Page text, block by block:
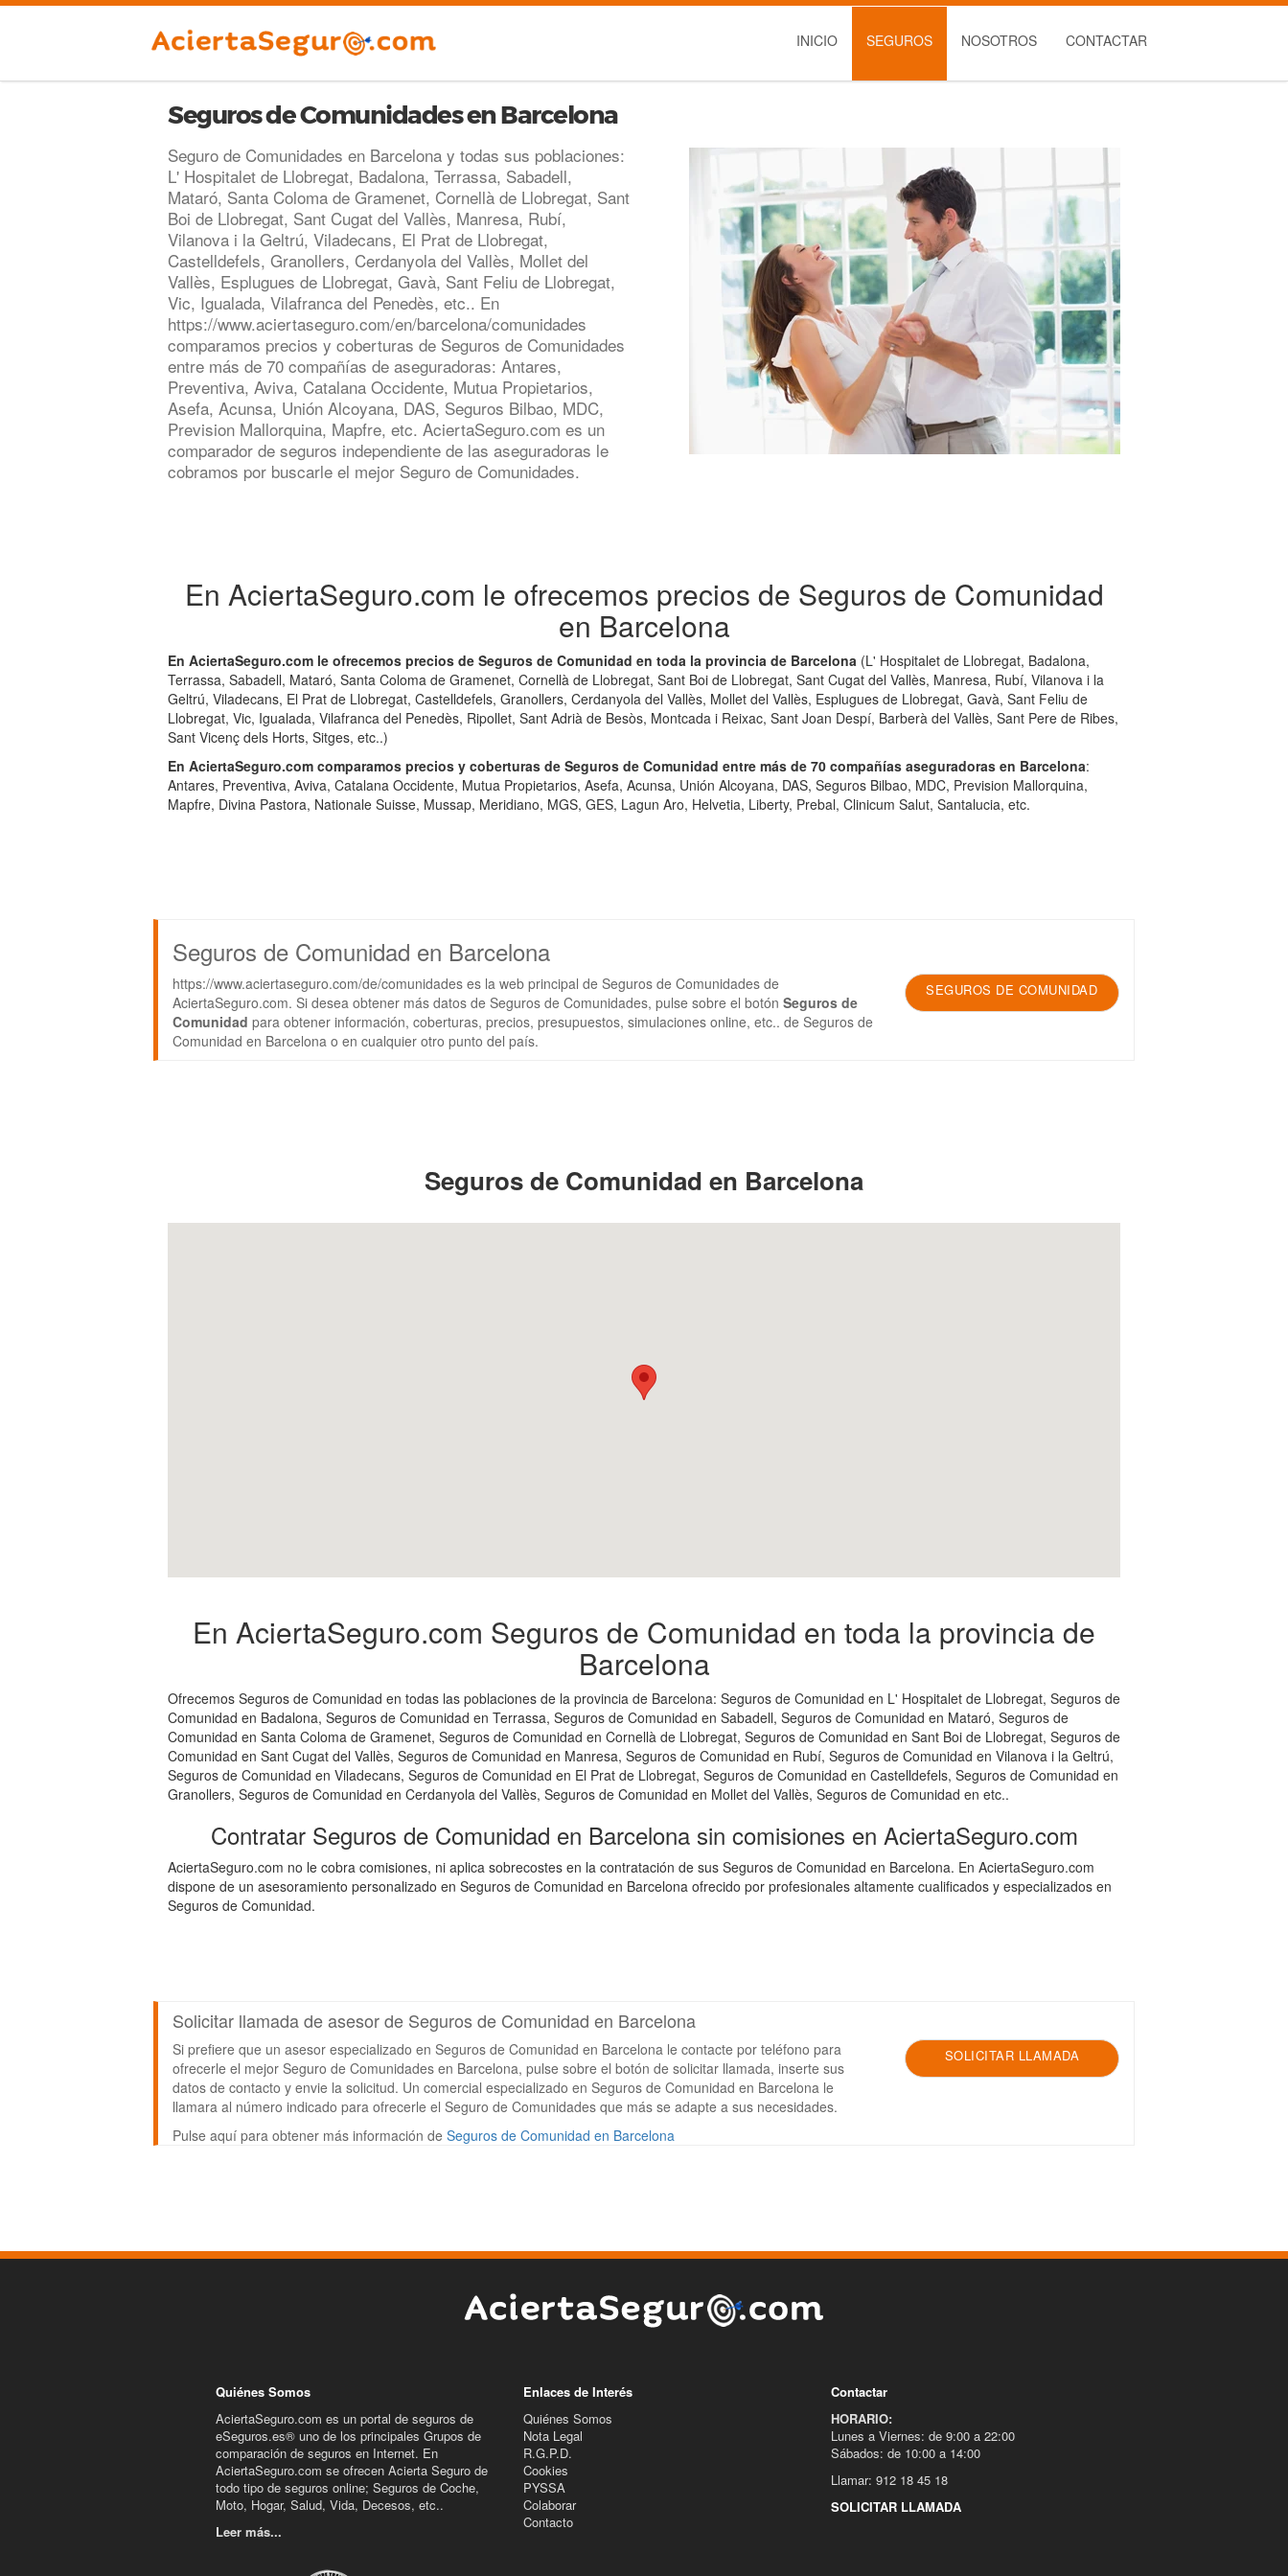
INICIO SEGUROS NOSOTROS CONTACTAR
Seguros de Comunidades en Barcelona
Seguro de Comunidades en Barcelona y todas sus poblaciones:
L' Hospitalet de Llobregat, Badalona, Terrassa, Sabadell,
Mataró, Santa Coloma de Gramenet, Cornellà de Llobregat, Sant
Boi de Llobregat, Sant Cugat del Vallès, Manresa, Rubí,
Vilanova i la Geltrú, Viladecans, El Prat de Llobregat,
Castelldefels, Granollers, Cerdanyola del Vallès, Mollet del
Vallès, Esplugues de Llobregat, Gavà, Sant Feliu de Llobregat,
Vic, Igualada, Vilafranca del Penedès, etc.. En
https://www.aciertaseguro.com/en/barcelona/comunidades
comparamos precios y coberturas de Seguros de Comunidades
entre más de 70 compañías de aseguradoras: Antares,
Preventiva, Aviva, Catalana Occidente, Mutua Propietarios,
Asefa, Acunsa, Unión Alcoyana, DAS, Seguros Bilbao, MDC,
Prevision Mallorquina, Mapfre, etc. AciertaSeguro.com es un
comparador de seguros independiente de las aseguradoras le
cobramos por buscarle el mejor Seguro de Comunidades.
En AciertaSeguro.com le ofrecemos precios de Seguros de Comunidad
en Barcelona
En AciertaSeguro.com le ofrecemos precios de Seguros de Comunidad en toda la provincia de Barcelona (L' Hospitalet de Llobregat, Badalona,
Terrassa, Sabadell, Mataró, Santa Coloma de Gramenet, Cornellà de Llobregat, Sant Boi de Llobregat, Sant Cugat del Vallès, Manresa, Rubí, Vilanova i la
Geltrú, Viladecans, El Prat de Llobregat, Castelldefels, Granollers, Cerdanyola del Vallès, Mollet del Vallès, Esplugues de Llobregat, Gavà, Sant Feliu de
Llobregat, Vic, Igualada, Vilafranca del Penedès, Ripollet, Sant Adrià de Besòs, Montcada i Reixac, Sant Joan Despí, Barberà del Vallès, Sant Pere de Ribes,
Sant Vicenç dels Horts, Sitges, etc..)
En AciertaSeguro.com comparamos precios y coberturas de Seguros de Comunidad entre más de 70 compañías aseguradoras en Barcelona:
Antares, Preventiva, Aviva, Catalana Occidente, Mutua Propietarios, Asefa, Acunsa, Unión Alcoyana, DAS, Seguros Bilbao, MDC, Prevision Mallorquina,
Mapfre, Divina Pastora, Nationale Suisse, Mussap, Meridiano, MGS, GES, Lagun Aro, Helvetia, Liberty, Prebal, Clinicum Salut, Santalucia, etc.
Seguros de Comunidad en Barcelona
https://www.aciertaseguro.com/de/comunidades es la web principal de Seguros de Comunidades de
AciertaSeguro.com. Si desea obtener más datos de Seguros de Comunidades, pulse sobre el botón Seguros de
Comunidad para obtener información, coberturas, precios, presupuestos, simulaciones online, etc.. de Seguros de
Comunidad en Barcelona o en cualquier otro punto del país.
SEGUROS DE COMUNIDAD
Seguros de Comunidad en Barcelona
En AciertaSeguro.com Seguros de Comunidad en toda la provincia de
Barcelona
Ofrecemos Seguros de Comunidad en todas las poblaciones de la provincia de Barcelona: Seguros de Comunidad en L' Hospitalet de Llobregat, Seguros de
Comunidad en Badalona, Seguros de Comunidad en Terrassa, Seguros de Comunidad en Sabadell, Seguros de Comunidad en Mataró, Seguros de
Comunidad en Santa Coloma de Gramenet, Seguros de Comunidad en Cornellà de Llobregat, Seguros de Comunidad en Sant Boi de Llobregat, Seguros de
Comunidad en Sant Cugat del Vallès, Seguros de Comunidad en Manresa, Seguros de Comunidad en Rubí, Seguros de Comunidad en Vilanova i la Geltrú,
Seguros de Comunidad en Viladecans, Seguros de Comunidad en El Prat de Llobregat, Seguros de Comunidad en Castelldefels, Seguros de Comunidad en
Granollers, Seguros de Comunidad en Cerdanyola del Vallès, Seguros de Comunidad en Mollet del Vallès, Seguros de Comunidad en etc..
Contratar Seguros de Comunidad en Barcelona sin comisiones en AciertaSeguro.com
AciertaSeguro.com no le cobra comisiones, ni aplica sobrecostes en la contratación de sus Seguros de Comunidad en Barcelona. En AciertaSeguro.com
dispone de un asesoramiento personalizado en Seguros de Comunidad en Barcelona ofrecido por profesionales altamente cualificados y especializados en
Seguros de Comunidad.
Solicitar llamada de asesor de Seguros de Comunidad en Barcelona
Si prefiere que un asesor especializado en Seguros de Comunidad en Barcelona le contacte por teléfono para
ofrecerle el mejor Seguro de Comunidades en Barcelona, pulse sobre el botón de solicitar llamada, inserte sus
datos de contacto y envie la solicitud. Un comercial especializado en Seguros de Comunidad en Barcelona le
llamara al número indicado para ofrecerle el Seguro de Comunidades que más se adapte a sus necesidades.
Pulse aquí para obtener más información de Seguros de Comunidad en Barcelona
SOLICITAR LLAMADA
Quiénes Somos
AciertaSeguro.com es un portal de seguros de
eSeguros.es® uno de los principales Grupos de
comparación de seguros en Internet. En
AciertaSeguro.com se ofrecen Acierta Seguro de
todo tipo de seguros online; Seguros de Coche,
Moto, Hogar, Salud, Vida, Decesos, etc..
Leer más...
Enlaces de Interés
Quiénes Somos
Nota Legal
R.G.P.D.
Cookies
PYSSA
Colaborar
Contacto
Contactar
HORARIO:
Lunes a Viernes: de 9:00 a 22:00
Sábados: de 10:00 a 14:00
Llamar: 912 18 45 18
SOLICITAR LLAMADA